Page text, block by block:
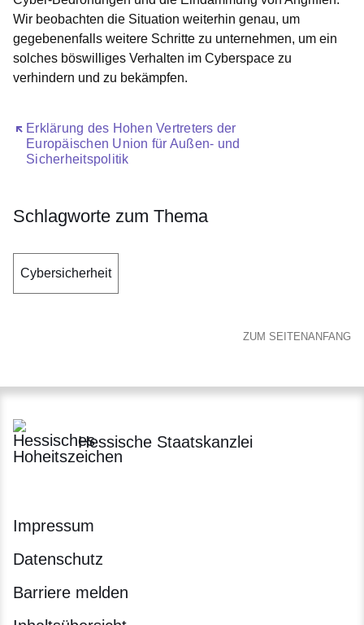
Wir beobachten die Situation weiterhin genau, um
gegebenenfalls weitere Schritte zu unternehmen, um ein
solches böswilliges Verhalten im Cyberspace zu
verhindern und zu bekämpfen.
Erklärung des Hohen Vertreters der
Europäischen Union für Außen- und
Sicherheitspolitik
Öffnet sich in einem neuen Fenster
Schlagworte zum Thema
Cybersicherheit
ZUM SEITENANFANG
Hessische Staatskanzlei
Impressum
Datenschutz
Barriere melden